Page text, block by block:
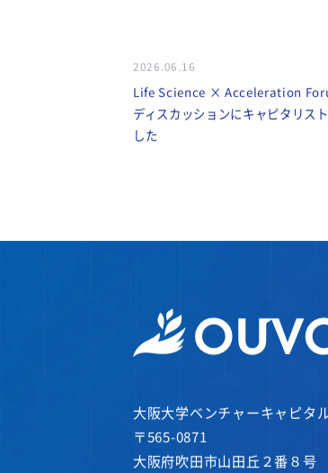
2026.06.16
Life Science × Acceleration
ディスカッションにキャピタリス
した
大阪大学ベンチャーキャピタ
〒565-0871
大阪府吹田市山田丘２番８号